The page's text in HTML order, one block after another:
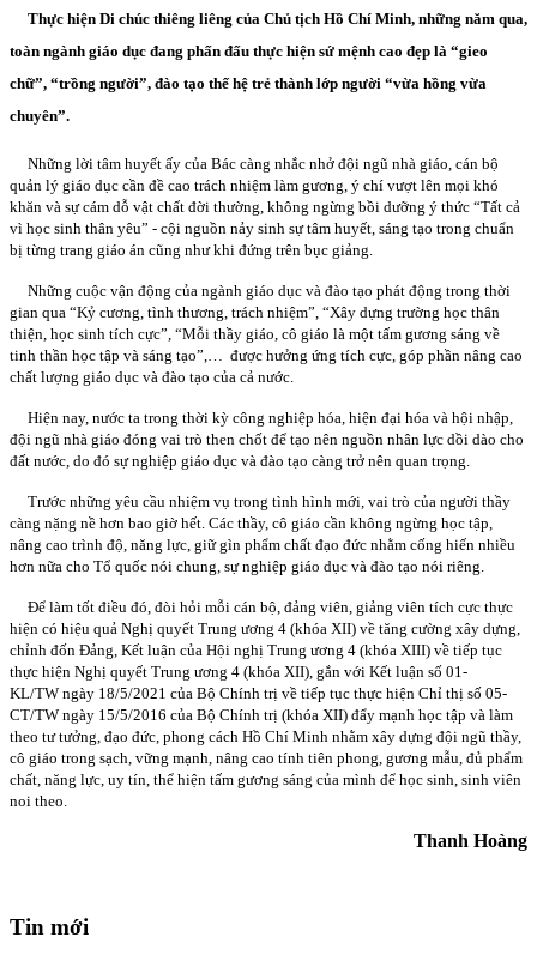
Thực hiện Di chúc thiêng liêng của Chủ tịch Hồ Chí Minh, những năm qua,
toàn ngành giáo dục đang phấn đấu thực hiện sứ mệnh cao đẹp là “gieo
chữ”, “trồng người”, đào tạo thế hệ trẻ thành lớp người “vừa hồng vừa
chuyên”.
Những lời tâm huyết ấy của Bác càng nhắc nhở đội ngũ nhà giáo, cán bộ
quản lý giáo dục cần đề cao trách nhiệm làm gương, ý chí vượt lên mọi khó
khăn và sự cám dỗ vật chất đời thường, không ngừng bồi dưỡng ý thức “Tất cả
vì học sinh thân yêu” - cội nguồn nảy sinh sự tâm huyết, sáng tạo trong chuẩn
bị từng trang giáo án cũng như khi đứng trên bục giảng.
Những cuộc vận động của ngành giáo dục và đào tạo phát động trong thời
gian qua “Kỷ cương, tình thương, trách nhiệm”, “Xây dựng trường học thân
thiện, học sinh tích cực”, “Mỗi thầy giáo, cô giáo là một tấm gương sáng về
tinh thần học tập và sáng tạo”,… được hưởng ứng tích cực, góp phần nâng cao
chất lượng giáo dục và đào tạo của cả nước.
Hiện nay, nước ta trong thời kỳ công nghiệp hóa, hiện đại hóa và hội nhập,
đội ngũ nhà giáo đóng vai trò then chốt để tạo nên nguồn nhân lực dồi dào cho
đất nước, do đó sự nghiệp giáo dục và đào tạo càng trở nên quan trọng.
Trước những yêu cầu nhiệm vụ trong tình hình mới vai trò của người thầy
càng nặng nề hơn bao giờ hết. Các thầy, cô giáo cần không ngừng học tập,
nâng cao trình độ, năng lực, giữ gìn phẩm chất đạo đức nhằm cống hiến nhiều
hơn nữa cho Tổ quốc nói chung, sự nghiệp giáo dục và đào tạo nói riêng.
Để làm tốt điều đó, đòi hỏi mỗi cán bộ, đảng viên, giảng viên tích cực thực
hiện có hiệu quả Nghị quyết Trung ương 4 (khóa XII) về tăng cường xây dựng,
chỉnh đốn Đảng, Kết luận của Hội nghị Trung ương 4 (khóa XIII) về tiếp tục
thực hiện Nghị quyết Trung ương 4 (khóa XII), gắn với Kết luận số 01-
KL/TW ngày 18/5/2021 của Bộ Chính trị về tiếp tục thực hiện Chỉ thị số 05-
CT/TW ngày 15/5/2016 của Bộ Chính trị (khóa XII) đẩy mạnh học tập và làm
theo tư tưởng, đạo đức, phong cách Hồ Chí Minh nhằm xây dựng đội ngũ thầy,
cô giáo trong sạch, vững mạnh, nâng cao tính tiên phong, gương mẫu, đủ phẩm
chất, năng lực, uy tín, thể hiện tấm gương sáng của mình để học sinh, sinh viên
noi theo.
Thanh Hoàng
Tin mới